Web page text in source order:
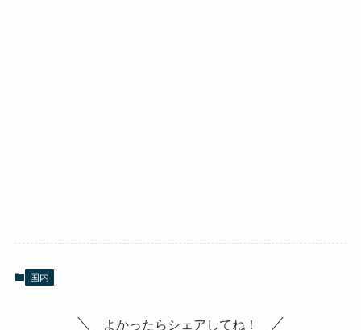
国内
よかったらシェアしてね！